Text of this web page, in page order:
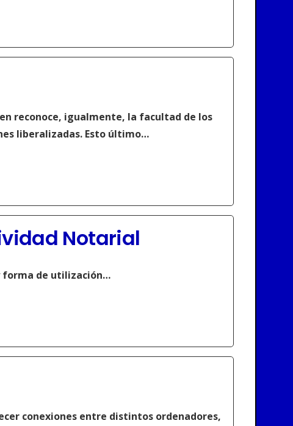
reconoce, igualmente, la facultad de los
liberalizadas. Esto último…
Notarial
forma de utilización…
conexiones entre distintos ordenadores,